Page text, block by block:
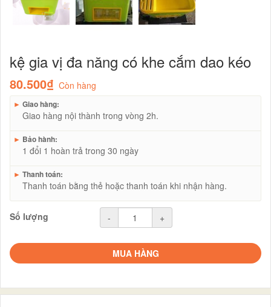
kệ gia vị đa năng có khe cắm dao kéo
80.500₫ Còn hàng
► Giao hàng:
Giao hàng nội thành trong vòng 2h.
► Bảo hành:
1 đổi 1 hoàn trả trong 30 ngày
► Thanh toán:
Thanh toán bằng thẻ hoặc thanh toán khi nhận hàng.
Số lượng - +
MUA HÀNG